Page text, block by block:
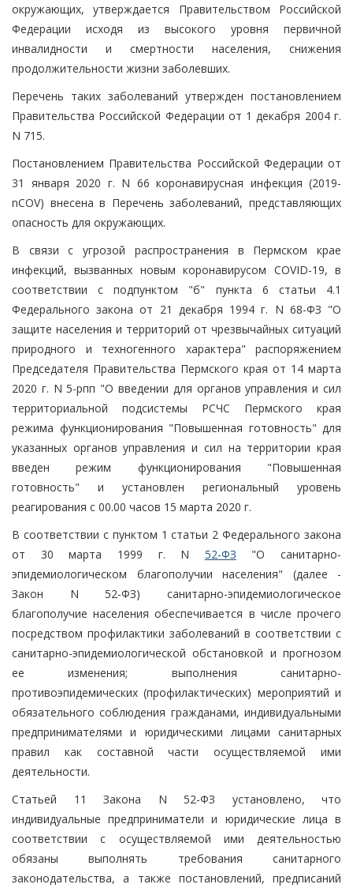
окружающих, утверждается Правительством Российской
Федерации исходя из высокого уровня первичной
инвалидности и смертности населения, снижения
продолжительности жизни заболевших.
Перечень таких заболеваний утвержден постановлением
Правительства Российской Федерации от 1 декабря 2004 г.
N 715.
Постановлением Правительства Российской Федерации от
31 января 2020 г. N 66 коронавирусная инфекция (2019-
nCOV) внесена в Перечень заболеваний, представляющих
опасность для окружающих.
В связи с угрозой распространения в Пермском крае
инфекций, вызванных новым коронавирусом COVID-19, в
соответствии с подпунктом "б" пункта 6 статьи 4.1
Федерального закона от 21 декабря 1994 г. N 68-ФЗ "О
защите населения и территорий от чрезвычайных ситуаций
природного и техногенного характера" распоряжением
Председателя Правительства Пермского края от 14 марта
2020 г. N 5-рпп "О введении для органов управления и сил
территориальной подсистемы РСЧС Пермского края
режима функционирования "Повышенная готовность" для
указанных органов управления и сил на территории края
введен режим функционирования "Повышенная
готовность" и установлен региональный уровень
реагирования с 00.00 часов 15 марта 2020 г.
В соответствии с пунктом 1 статьи 2 Федерального закона
от 30 марта 1999 г. N 52-ФЗ "О санитарно-
эпидемиологическом благополучии населения" (далее -
Закон N 52-ФЗ) санитарно-эпидемиологическое
благополучие населения обеспечивается в числе прочего
посредством профилактики заболеваний в соответствии с
санитарно-эпидемиологической обстановкой и прогнозом
ее изменения; выполнения санитарно-
противоэпидемических (профилактических) мероприятий и
обязательного соблюдения гражданами, индивидуальными
предпринимателями и юридическими лицами санитарных
правил как составной части осуществляемой ими
деятельности.
Статьей 11 Закона N 52-ФЗ установлено, что
индивидуальные предприниматели и юридические лица в
соответствии с осуществляемой ими деятельностью
обязаны выполнять требования санитарного
законодательства, а также постановлений, предписаний